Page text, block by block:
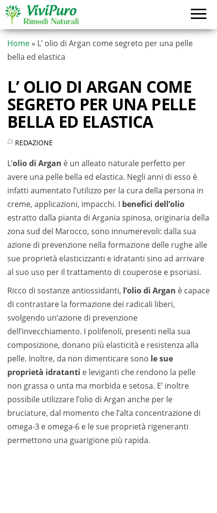
Vai
contenuto
Home » L’ olio di Argan come segreto per una pelle
bella ed elastica
L’ OLIO DI ARGAN COME
SEGRETO PER UNA PELLE
BELLA ED ELASTICA
Di REDAZIONE
L’olio di Argan è un alleato naturale perfetto per
avere una pelle bella ed elastica. Negli anni di esso è
infatti aumentato l’utilizzo per la cura della persona in
creme, applicazioni, impacchi. I benefici dell’olio
estratto dalla pianta di Argania spinosa, originaria della
zona sud del Marocco, sono innumerevoli: dalla sua
azione di prevenzione nella formazione delle rughe alle
sue proprietà elasticizzanti e idratanti sino ad arrivare
al suo uso per il trattamento di couperose e psoriasi.
Ricco di sostanze antiossidanti, l’olio di Argan è capace
di contrastare la formazione dei radicali liberi,
svolgendo un’azione di prevenzione
dell’invecchiamento. I polifenoli, presenti nella sua
composizione, donano più elasticità e resistenza alla
pelle. Inoltre, da non dimenticare sono le sue
proprietà idratanti e leviganti che rendono la pelle
non grassa o unta ma morbida e setosa. E’ inoltre
possibile utilizzare l’olio di Argan anche per le
bruciature, dal momento che l’alta concentrazione di
omega-3 e omega-6 e le sue proprietà rigeneranti
permettono una guarigione più rapida.